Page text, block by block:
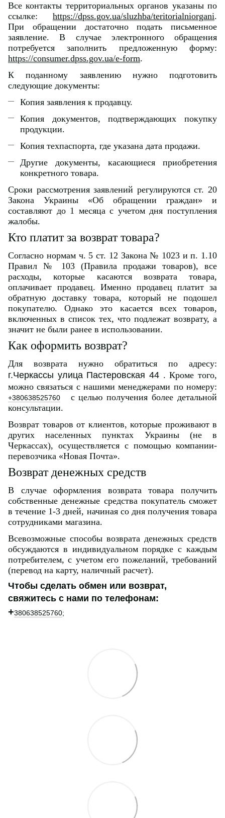
Все контакты территориальных органов указаны по
ссылке: https://dpss.gov.ua/sluzhba/teritorialniorgani.
При обращении достаточно подать письменное
заявление. В случае электронного обращения
потребуется заполнить предложенную форму:
https://consumer.dpss.gov.ua/e-form.
К поданному заявлению нужно подготовить
следующие документы:
Копия заявления к продавцу.
Копия документов, подтверждающих покупку
продукции.
Копия техпаспорта, где указана дата продажи.
Другие документы, касающиеся приобретения
конкретного товара.
Сроки рассмотрения заявлений регулируются ст. 20
Закона Украины «Об обращении граждан» и
составляют до 1 месяца с учетом дня поступления
жалобы.
Кто платит за возврат товара?
Согласно нормам ч. 5 ст. 12 Закона № 1023 и п. 1.10
Правил № 103 (Правила продажи товаров), все
расходы, которые касаются возврата товара,
оплачивает продавец. Именно продавец платит за
обратную доставку товара, который не подошел
покупателю. Однако это касается всех товаров,
включенных в список тех, что подлежат возврату, а
значит не были ранее в использовании.
Как оформить возврат?
Для возврата нужно обратиться по адресу:
г.Черкассы улица Пастеровская 44 . Кроме того,
можно связаться с нашими менеджерами по номеру:
+380638525760
с целью получения более детальной
консультации.
Возврат товаров от клиентов, которые проживают в
других населенных пунктах Украины (не в
Черкассах), осуществляется с помощью компании-
перевозчика «Новая Почта».
Возврат денежных средств
В случае оформления возврата товара получить
собственные денежные средства покупатель сможет
в течение 1-3 дней, начиная со дня получения товара
сотрудниками магазина.
Всевозможные способы возврата денежных средств
обсуждаются в индивидуальном порядке с каждым
потребителем, с учетом его пожеланий, требований
(перевод на карту, наличный расчет).
Чтобы сделать обмен или возврат,
свяжитесь с нами по телефонам:
+380638525760;